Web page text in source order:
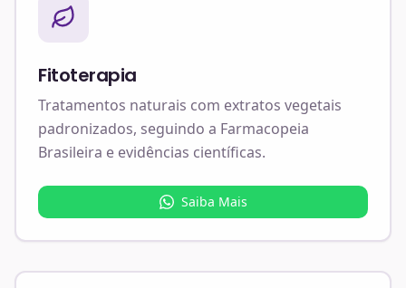
Fitoterapia
Tratamentos naturais com extratos vegetais
padronizados, seguindo a Farmacopeia
Brasileira e evidências científicas.
Saiba Mais